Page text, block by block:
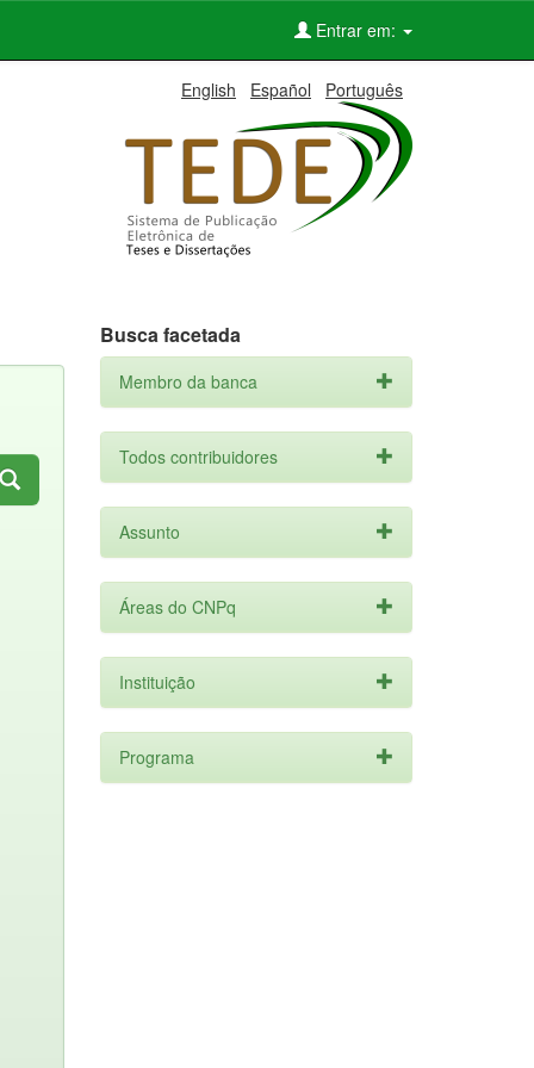
Entrar em:
English Español Português
Busca facetada
Membro da banca
Todos contribuidores
Assunto
Áreas do CNPq
Instituição
Programa